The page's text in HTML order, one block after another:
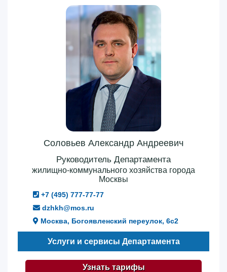
Соловьев Александр Андреевич
Руководитель Департамента
жилищно-коммунального хозяйства города
Москвы
+7 (495) 777-77-77
dzhkh@mos.ru
Москва, Богоявленский переулок, 6с2
Услуги и сервисы Департамента
Узнать тарифы